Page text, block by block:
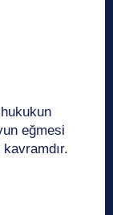
eğmesi